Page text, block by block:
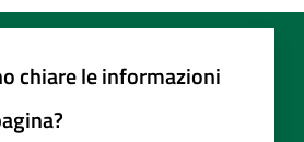
chiare le informazioni